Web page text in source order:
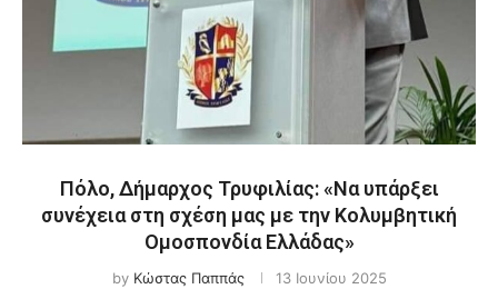
Πόλο, Δήμαρχος Τρυφιλίας: «Να υπάρξει
συνέχεια στη σχέση μας με την Κολυμβητική
Ομοσπονδία Ελλάδας»
by Κώστας Παππάς 13 Ιουνίου 2025